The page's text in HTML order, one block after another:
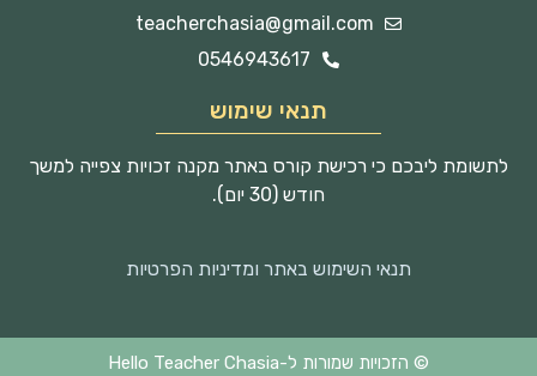
teacherchasia@gmail.com
0546943617
תנאי שימוש
לתשומת ליבכם כי רכישת קורס באתר מקנה זכויות צפייה למשך
חודש (30 יום).
תנאי השימוש באתר ומדיניות הפרטיות
© הזכויות שמורות ל-Hello Teacher Chasia